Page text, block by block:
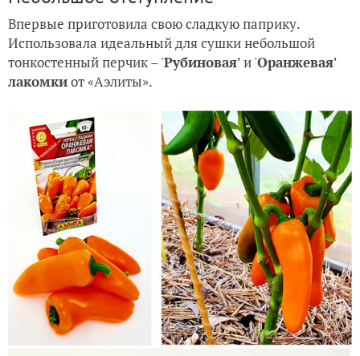
Впервые приготовила свою сладкую паприку.
Использовала идеальный для сушки небольшой
тонкостенный перчик – 'Рубиновая'и 'Оранжевая'
лакомкиот «Аэлиты».